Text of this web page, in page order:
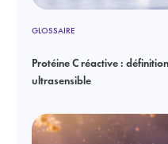
GLOSSAIRE
Protéine C réactive :
ultrasensible